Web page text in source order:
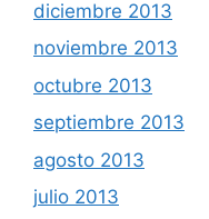
diciembre 2013
noviembre 2013
octubre 2013
septiembre 2013
agosto 2013
julio 2013